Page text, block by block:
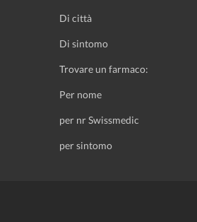
Di città
Di sintomo
Trovare un farmaco:
Per nome
per nr Swissmedic
per sintomo